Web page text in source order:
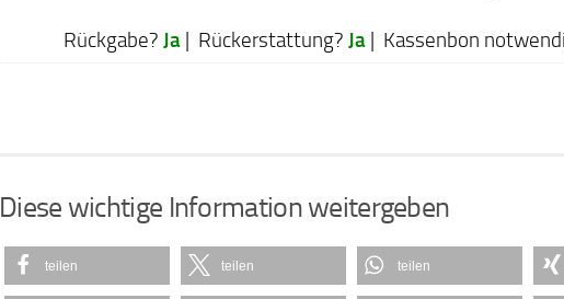
Rückgabe? Ja | Rückerstattung? Ja | Kassenbon
Diese wichtige Information weitergeben
teilen teilen teilen